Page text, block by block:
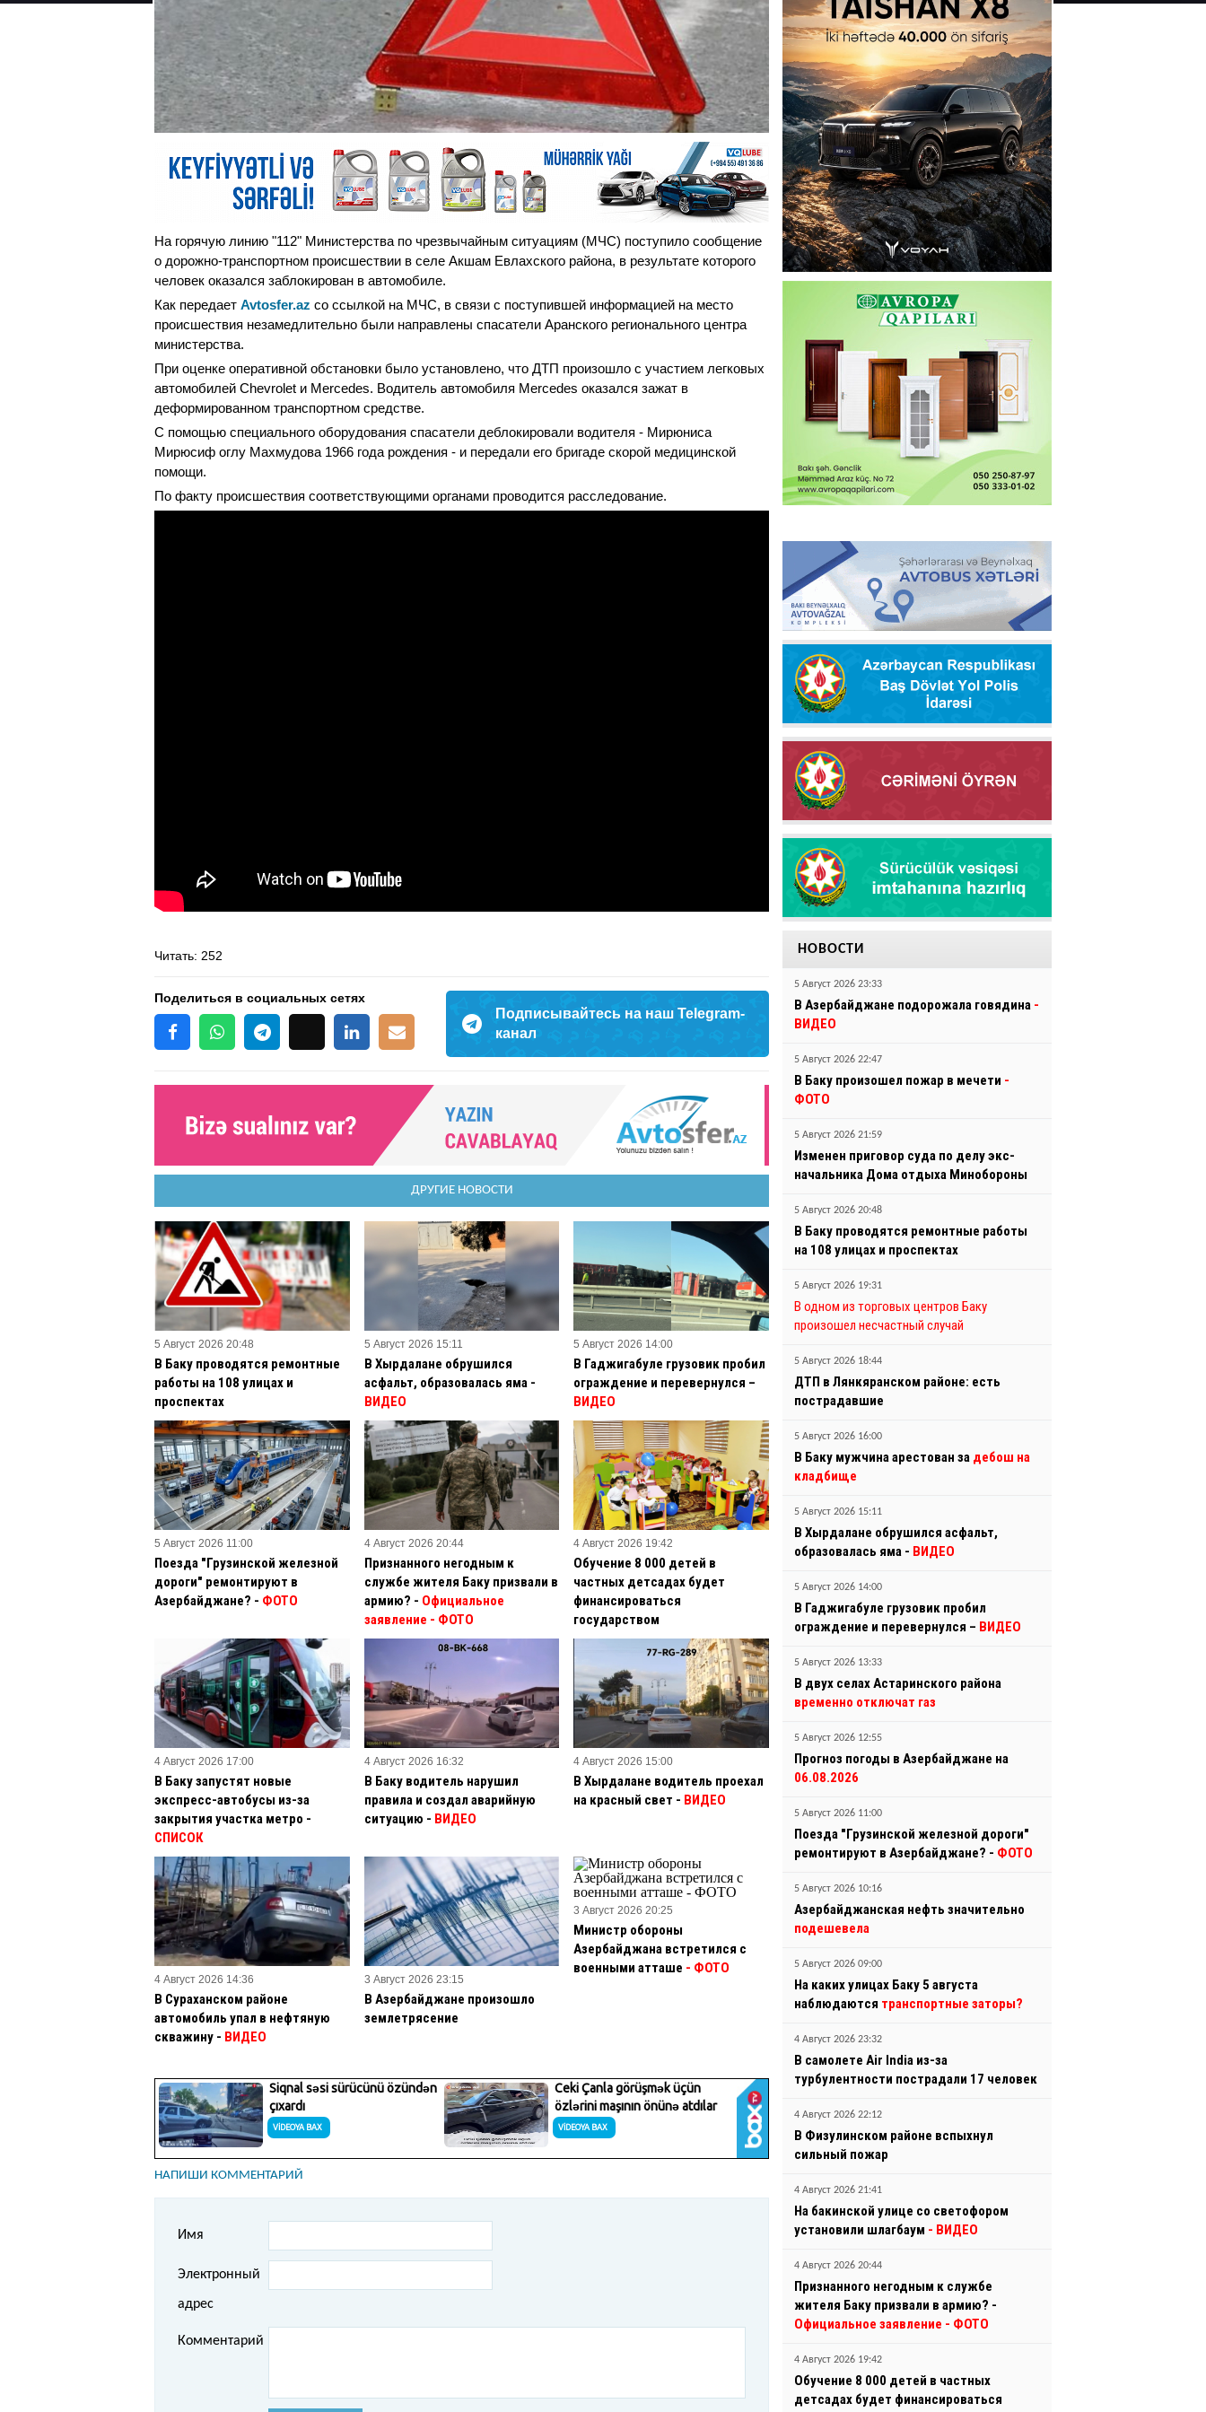
На горячую линию "112" Министерства по чрезвычайным ситуациям (МЧС) поступило сообщение
о дорожно-транспортном происшествии в селе Акшам Евлахского района, в результате которого
человек оказался заблокирован в автомобиле.
Как передает Avtosfer.az со ссылкой на МЧС, в связи с поступившей информацией на место
происшествия незамедлительно были направлены спасатели Аранского регионального центра
министерства.
При оценке оперативной обстановки было установлено, что ДТП произошло с участием легковых
автомобилей Chevrolet и Mercedes. Водитель автомобиля Mercedes оказался зажат в
деформированном транспортном средстве.
С помощью специального оборудования спасатели деблокировали водителя - Мирюниса
Мирюсиф оглу Махмудова 1966 года рождения - и передали его бригаде скорой медицинской
помощи.
По факту происшествия соответствующими органами проводится расследование.
Читать: 252
Поделиться в социальных сетях
Подписывайтесь на наш Telegram-
канал
ДРУГИЕ НОВОСТИ
5 Август 2026 20:48
В Баку проводятся ремонтные
работы на 108 улицах и
проспектах
5 Август 2026 15:11
В Хырдалане обрушился
асфальт, образовалась яма -
ВИДЕО
5 Август 2026 14:00
В Гаджигабуле грузовик пробил
ограждение и перевернулся –
ВИДЕО
5 Август 2026 11:00
Поезда "Грузинской железной
дороги" ремонтируют в
Азербайджане? - ФОТО
4 Август 2026 20:44
Признанного негодным к
службе жителя Баку призвали в
армию? - Официальное
заявление - ФОТО
4 Август 2026 19:42
Обучение 8 000 детей в
частных детсадах будет
финансироваться
государством
4 Август 2026 17:00
В Баку запустят новые
экспресс-автобусы из-за
закрытия участка метро -
СПИСОК
4 Август 2026 16:32
В Баку водитель нарушил
правила и создал аварийную
ситуацию - ВИДЕО
4 Август 2026 15:00
В Хырдалане водитель проехал
на красный свет - ВИДЕО
4 Август 2026 14:36
В Сураханском районе
автомобиль упал в нефтяную
скважину - ВИДЕО
3 Август 2026 23:15
В Азербайджане произошло
землетрясение
3 Август 2026 20:25
Министр обороны
Азербайджана встретился с
военными атташе - ФОТО
НАПИШИ КОММЕНТАРИЙ
Имя
Электронный
адрес
Комментарий
НОВОСТИ
5 Август 2026 23:33
В Азербайджане подорожала говядина -
ВИДЕО
5 Август 2026 22:47
В Баку произошел пожар в мечети -
ФОТО
5 Август 2026 21:59
Изменен приговор суда по делу экс-
начальника Дома отдыха Минобороны
5 Август 2026 20:48
В Баку проводятся ремонтные работы
на 108 улицах и проспектах
5 Август 2026 19:31
В одном из торговых центров Баку
произошел несчастный случай
5 Август 2026 18:44
ДТП в Лянкяранском районе: есть
пострадавшие
5 Август 2026 16:00
В Баку мужчина арестован за дебош на
кладбище
5 Август 2026 15:11
В Хырдалане обрушился асфальт,
образовалась яма - ВИДЕО
5 Август 2026 14:00
В Гаджигабуле грузовик пробил
ограждение и перевернулся – ВИДЕО
5 Август 2026 13:33
В двух селах Астаринского района
временно отключат газ
5 Август 2026 12:55
Прогноз погоды в Азербайджане на
06.08.2026
5 Август 2026 11:00
Поезда "Грузинской железной дороги"
ремонтируют в Азербайджане? - ФОТО
5 Август 2026 10:16
Азербайджанская нефть значительно
подешевела
5 Август 2026 09:00
На каких улицах Баку 5 августа
наблюдаются транспортные заторы?
4 Август 2026 23:32
В самолете Air India из-за
турбулентности пострадали 17 человек
4 Август 2026 22:12
В Физулинском районе вспыхнул
сильный пожар
4 Август 2026 21:41
На бакинской улице со светофором
установили шлагбаум - ВИДЕО
4 Август 2026 20:44
Признанного негодным к службе
жителя Баку призвали в армию? -
Официальное заявление - ФОТО
4 Август 2026 19:42
Обучение 8 000 детей в частных
детсадах будет финансироваться